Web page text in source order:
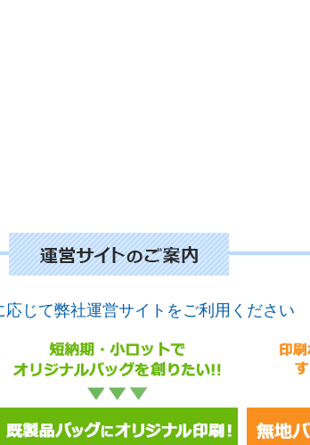
応じて弊社運営サイトをご利用ください